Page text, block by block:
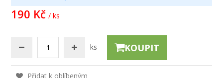
190 Kč / ks
ks KOUPIT
Přidat k oblíbeným